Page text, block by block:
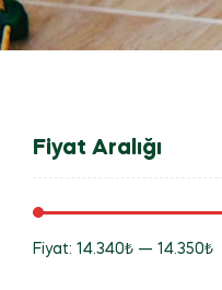
Fiyat Aralığı
Fiyat: 14.340₺ — 14.350₺